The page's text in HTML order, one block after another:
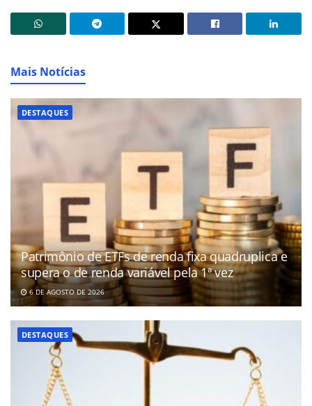
Mais Notícias
DESTAQUES
Patrimônio de ETFs de renda fixa quadruplica e
supera o de renda variável pela 1ª vez
6 DE AGOSTO DE 2026
DESTAQUES